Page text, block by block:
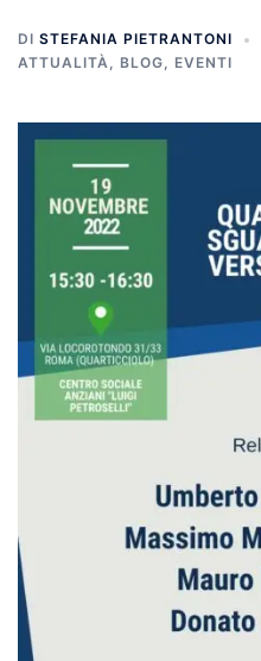
DI STEFANIA PIETRANTONI
ATTUALITÀ, BLOG, EVENTI